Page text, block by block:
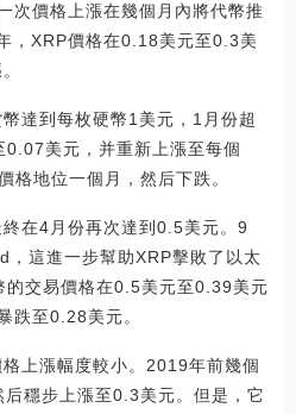
次價格上漲在幾個月內將代幣推
，XRP價格在0.18美元至0.3美
達到每枚硬幣1美元，1月份超
美元，并重新上漲至每個
格地位一個月，然后下跌。
在4月份再次達到0.5美元。9
這進一步幫助XRP擊敗了以太
的交易價格在0.5美元至0.39美元
跌至0.28美元。
上漲幅度較小。2019年前幾個
穩步上漲至0.3美元。但是，它